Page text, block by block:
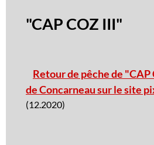
"CAP COZ III"
Retour de pêche de
de Concarneau sur le site
(12.2020)